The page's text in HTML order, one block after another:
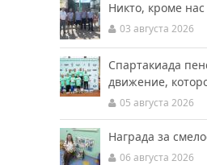
Никто, кроме нас
03 августа 2026
Спартакиада
движение,
05 августа 2026
Награда за
06 августа 2026